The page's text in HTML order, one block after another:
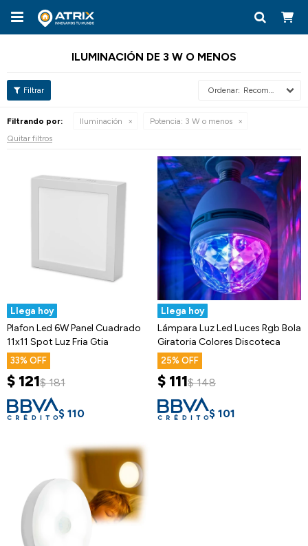

ILUMINACIÓN DE 3 W O MENOS
Recomendados
Filtrando por: Iluminación Potencia: 3 W o menos
Quitar filtros
Llega hoy
Plafon Led 6W Panel Cuadrado
11x11 Spot Luz Fria Gtia
33
$ 121$ 181
$ 110
Llega hoy
Lámpara Luz Led Luces Rgb Bola
Giratoria Colores Discoteca
25
$ 111$ 148
$ 101